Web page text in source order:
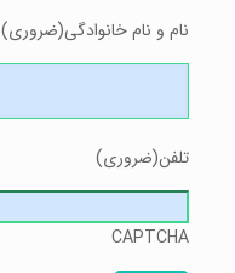
نام و نام خانوادگی(ضروری)
تلفن(ضروری)
CAPTCHA